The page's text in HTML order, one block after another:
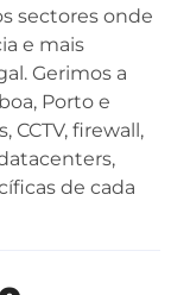
sectores onde
e mais
Gerimos a
Porto e
CCTV, firewall,
de cada